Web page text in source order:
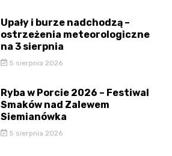
Upały i burze nadchodzą –
ostrzeżenia meteorologiczne
na 3 sierpnia
5 sierpnia 2026
Ryba w Porcie 2026 – Festiwal
Smaków nad Zalewem
Siemianówka
5 sierpnia 2026